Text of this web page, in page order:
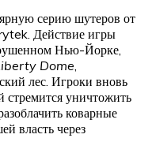
серию шутеров от
Действие игры
Нью-Йорке,
Dome
лес. Игроки вновь
стремится уничтожить
коварные
власть через